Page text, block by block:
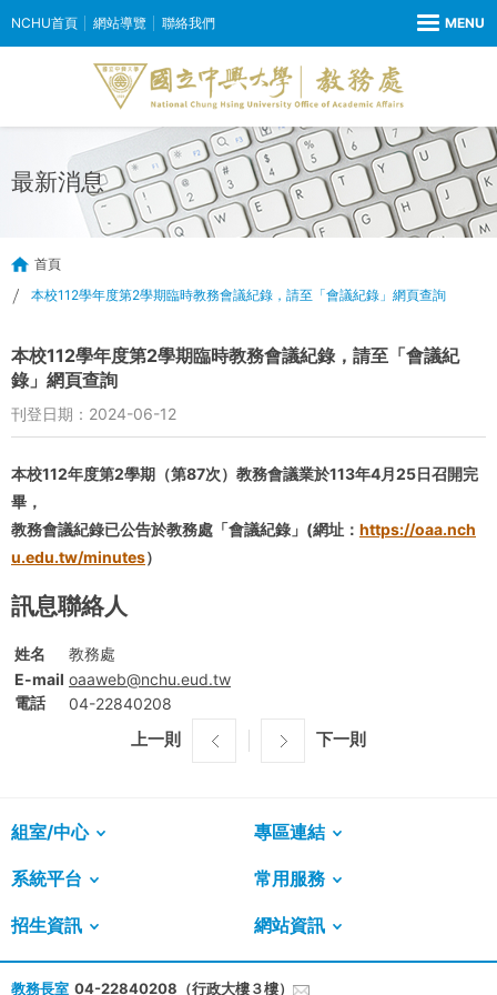
NCHU首頁 網站導覽 聯絡我們
最新消息
首頁
本校112學年度第2學期臨時教務會議紀錄，請至「會議紀錄」網頁查詢
本校112學年度第2學期臨時教務會議紀錄，請至「會議紀
錄」網頁查詢
刊登日期：2024-06-12
本校112年度第2學期（第87次）教務會議業於113年4月25日召開完
畢，
教務會議紀錄已公告於教務處「會議紀錄」(網址： https://oaa.nch
u.edu.tw/minutes）
訊息聯絡人
姓名
教務處
E-mail oaaweb@nchu.eud.tw
電話
04-22840208
上一則 下一則
組室/中心 專區連結
系統平台 常用服務
招生資訊 網站資訊
教務長室 04-22840208（行政大樓３樓）